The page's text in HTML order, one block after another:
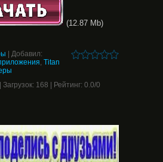
(12.87 Mb)
Добавил:
, Titan
Загрузок: 168 Рейтинг: 0.0/0